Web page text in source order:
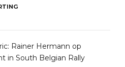
Rainer Hermann op
in South Belgian Rally